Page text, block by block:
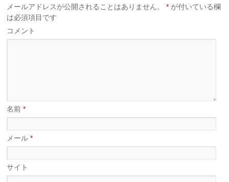
メールアドレスが公開されることはありません。 * が付いている欄
は必須項目です
コメント
名前*
メール*
サイト